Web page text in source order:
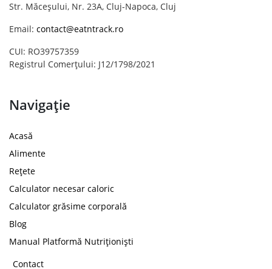
Str. Măceșului, Nr. 23A, Cluj-Napoca, Cluj
Email: contact@eatntrack.ro
CUI: RO39757359
Registrul Comerțului: J12/1798/2021
Navigație
Acasă
Alimente
Rețete
Calculator necesar caloric
Calculator grăsime corporală
Blog
Manual Platformă Nutriționiști
Contact